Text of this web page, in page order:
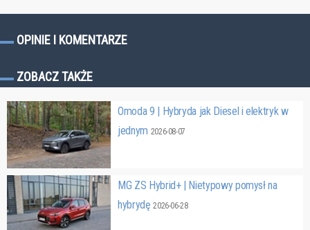
OPINIE I KOMENTARZE
ZOBACZ TAKŻE
Omoda 9 | Hybryda jak Diesel i elektryk w
jednym 2026-08-07
MG ZS Hybrid+ | Nietypowy pomysł na
hybrydę2026-06-28